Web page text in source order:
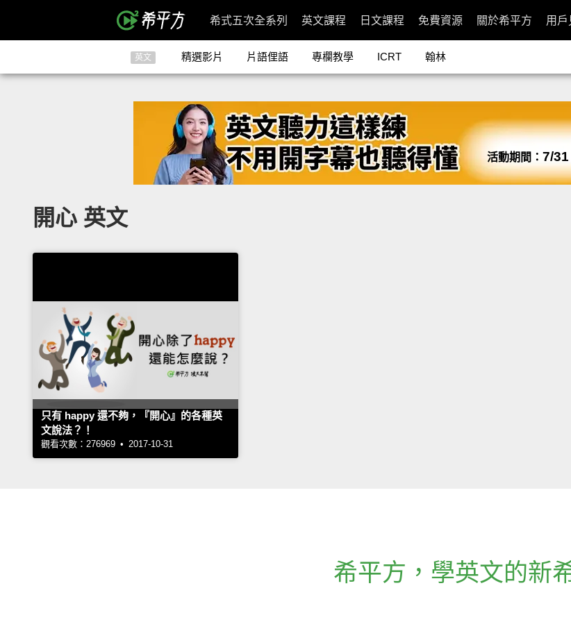
希式五次全系列 英文課程 日文課程 免費資源 關於希平方 用戶
英文 精選影片 片語俚語 專欄教學 ICRT 翰林
活動期間： 7/
開心 英文
只有 happy 還不夠，『開心』的各種英
文說法？！
觀看次數：276969 • 2017-10-31
希平方 ， 學英文的新